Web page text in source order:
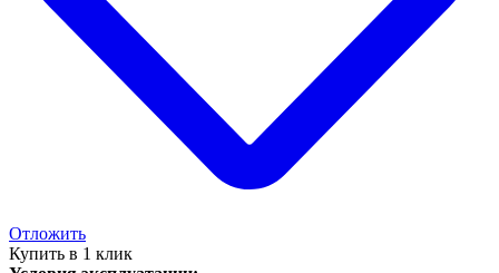
Отложить
Купить в 1 клик